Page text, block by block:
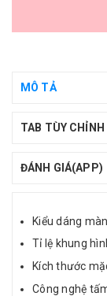
MÔ TẢ
TAB TÙY CHỈNH
ĐÁNH GIÁ(APP)
Kiểu dáng
Tỉ lệ khung
Kích thước
Công nghệ